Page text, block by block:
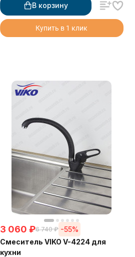
В корзину
Купить в 1 клик
3 060 ₽6 740 ₽ -55%
Смеситель VIKO V-4224 для
кухни